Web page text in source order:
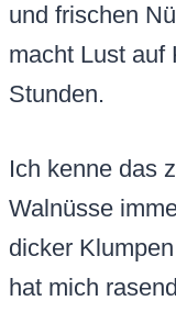
und frischen
macht Lust auf
Stunden.
Ich kenne das
Walnüsse
dicker
hat mich